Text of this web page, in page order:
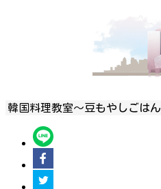
韓国料理教室～豆もやしごはん